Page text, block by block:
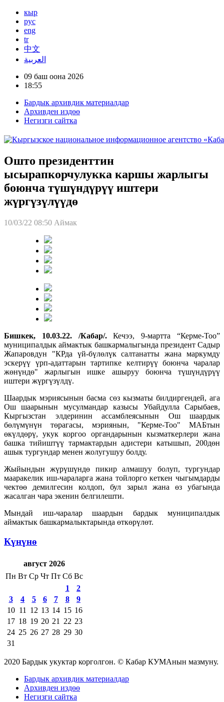
кыр
рус
eng
tr
中文
العربية
09 баш оона 2026
18:55
Бардык архивдик материалдар
Архивден издөө
Негизги сайтка
Ошто президенттин
ысырапкорчулукка каршы жарлыгы
боюнча түшүндүрүү иштери
жүргүзүлүүдө
10/03/22 08:50 Аймак
Бишкек, 10.03.22. /Кабар/.Кечээ, 9-мартта “Керме-Тоо”
муниципалдык аймактык башкармалыгында президент Садыр
Жапаровдун "КРда үй-бүлөлүк салтанатты жана маркумду
эскерүү үрп-адаттарын тартипке келтирүү боюнча чаралар
жөнүндө" жарлыгын ишке ашыруу боюнча түшүндүрүү
иштери жүргүзүлдү.
Шаардык мэриясынын басма сөз кызматы билдиргендей, ага
Ош шаарынын мусулмандар казысы Убайдулла Сарыбаев,
Кыргызстан элдеринин ассамблеясынын Ош шаардык
бөлүмүнүн төрагасы, мэриянын, "Керме-Тоо" МАБтын
өкүлдөрү, укук коргоо органдарынын кызматкерлери жана
башка тийиштүү тармактардын адистери катышып, 200дөн
ашык тургундар менен жолугушуу болду.
Жыйындын жүрүшүндө пикир алмашуу болуп, тургундар
мааракелик иш-чараларга жана тойлорго кеткен чыгымдарды
чектөө демилгесин колдоп, бул зарыл жана өз убагында
жасалган чара экенин белгилешти.
Мындай иш-чаралар шаардын бардык муниципалдык
аймактык башкармалыктарында өткөрүлөт.
Күнүнө
август 2026
Пн Вт Ср Чт Пт Сб Вс
1
2
3
4 5 6 7 8
9
10 11 12 13 14 15 16
17 18 19 20 21 22 23
24 25 26 27 28 29 30
31
2020 Бардык укуктар корголгон. © Кабар КУМАнын мазмуну.
Бардык архивдик материалдар
Архивден издөө
Негизги сайтка